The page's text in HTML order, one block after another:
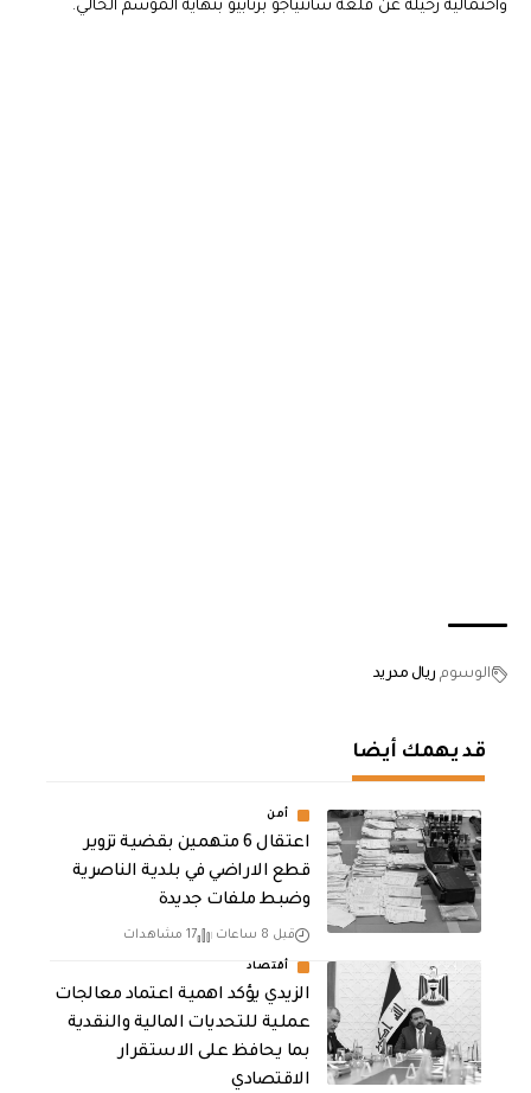
واحتمالية رحيله عن قلعة سانتياجو برنابيو بنهاية الموسم الحالي.
الوسوم ريال مدريد
قد يهمك أيضا
أمن
اعتقال 6 متهمين بقضية تزوير
قطع الاراضي في بلدية الناصرية
وضبط ملفات جديدة
قبل 8 ساعات 17 مشاهدات
أقتصاد
الزيدي يؤكد اهمية اعتماد معالجات
عملية للتحديات المالية والنقدية
بما يحافظ على الاستقرار
الاقتصادي